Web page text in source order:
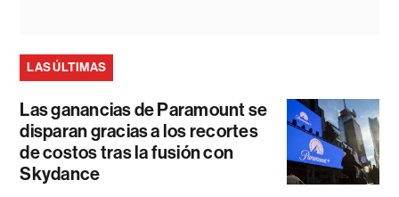
LAS ÚLTIMAS
Las ganancias de Paramount se
disparan gracias a los recortes
de costos tras la fusión con
Skydance